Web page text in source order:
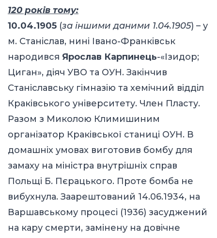
120 років тому:
10.04.1905 (за іншими даними 1.04.1905) – у
м. Станіслав, нині Івано-Франківськ
народився Ярослав Карпинець-«Ізидор;
Циган», діяч УВО та ОУН. Закінчив
Станіславську гімназію та хемічний відділ
Краківського університету. Член Пласту.
Разом з Миколою Климишиним
організатор Краківської станиці ОУН. В
домашніх умовах виготовив бомбу для
замаху на міністра внутрішніх справ
Польщі Б. Пєрацького. Проте бомба не
вибухнула. Заарештований 14.06.1934, на
Варшавському процесі (1936) засуджений
на кару смерти, замінену на довічне